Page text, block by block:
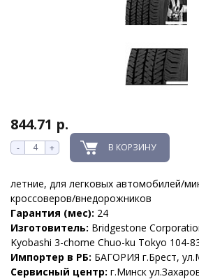
844.71 р.
- + В КОРЗИНУ
летние, для легковых автомобилей/
кроссоверов/внедорожников
Гарантия (мес): 24
Изготовитель: Bridgestone
Kyobashi 3-chome Chuo-ku Tokyo 104-
Импортер в РБ: БАГОРИЯ г.Брест,
Сервисный центр: г.Минск